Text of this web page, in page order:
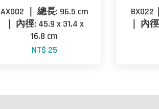
AX002 ｜ 總長: 96.5 cm
｜ 內徑: 45.9 x 31.4 x
16.8 cm
NT$ 25
BX022
｜ 內